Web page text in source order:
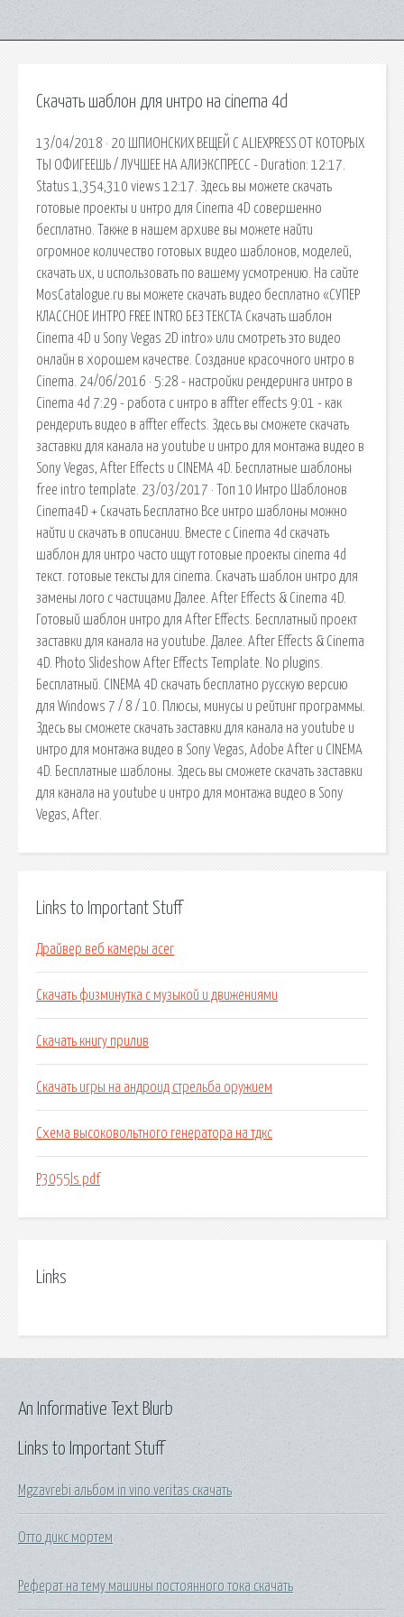
Скачать шаблон для интро на cinema 4d
13/04/2018 · 20 ШПИОНСКИХ ВЕЩЕЙ С ALIEXPRESS ОТ КОТОРЫХ
ТЫ ОФИГЕЕШЬ / ЛУЧШЕЕ НА АЛИЭКСПРЕСС - Duration: 12:17.
Status 1,354,310 views 12:17. Здесь вы можете скачать
готовые проекты и интро для Cinema 4D совершенно
бесплатно. Также в нашем архиве вы можете найти
огромное количество готовых видео шаблонов, моделей,
скачать их, и использовать по вашему усмотрению. На сайте
MosCatalogue.ru вы можете скачать видео бесплатно «СУПЕР
КЛАССНОЕ ИНТРО FREE INTRO БЕЗ ТЕКСТА Скачать шаблон
Cinema 4D и Sony Vegas 2D intro» или смотреть это видео
онлайн в хорошем качестве. Создание красочного интро в
Cinema. 24/06/2016 · 5:28 - настройки рендеринга интро в
Cinema 4d 7:29 - работа с интро в affter effects 9:01 - как
рендерить видео в affter effects. Здесь вы cможете скачать
заставки для канала на youtube и интро для монтажа видео в
Sony Vegas, After Effects и CINEMA 4D. Бесплатные шаблоны
free intro template. 23/03/2017 · Топ 10 Интро Шаблонов
Cinema4D + Скачать Бесплатно Все интро шаблоны можно
найти и скачать в описании. Вместе с Cinema 4d скачать
шаблон для интро часто ищут готовые проекты cinema 4d
текст. готовые тексты для cinema. Скачать шаблон интро для
замены лого c частицами Далее. After Effects & Cinema 4D.
Готовый шаблон интро для After Effects. Бесплатный проект
заставки для канала на youtube. Далее. After Effects & Cinema
4D. Photo Slideshow After Effects Template. No plugins.
Бесплатный. CINEMA 4D скачать бесплатно русскую версию
для Windows 7 / 8 / 10. Плюсы, минусы и рейтинг программы.
Здесь вы cможете скачать заставки для канала на youtube и
интро для монтажа видео в Sony Vegas, Adobe After и CINEMA
4D. Бесплатные шаблоны. Здесь вы cможете скачать заставки
для канала на youtube и интро для монтажа видео в Sony
Vegas, After.
Links to Important Stuff
Драйвер веб камеры acer
Скачать физминутка с музыкой и движениями
Скачать книгу прилив
Скачать игры на андроид стрельба оружием
Схема высоковольтного генератора на тдкс
P3055ls pdf
Links
Links to Important Stuff
Mgzavrebi альбом in vino veritas скачать
Отто дикс мортем
Реферат на тему машины постоянного тока скачать
An Informative Text Blurb